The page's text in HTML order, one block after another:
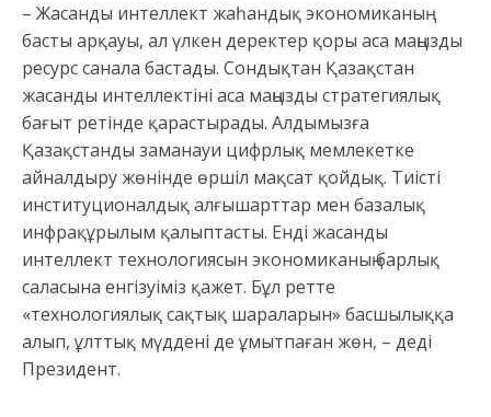
– Жасанды интеллект жаһандық экономиканың
басты арқауы, ал үлкен деректер қоры аса маңызды
ресурс санала бастады. Сондықтан Қазақстан
жасанды интеллектіні аса маңызды стратегиялық
бағыт ретінде қарастырады. Алдымызға
Қазақстанды заманауи цифрлық мемлекетке
айналдыру жөнінде өршіл мақсат қойдық. Тиісті
институционалдық алғышарттар мен базалық
инфрақұрылым қалыптасты. Енді жасанды
интеллект технологиясын экономиканың барлық
саласына енгізуіміз қажет. Бұл ретте
«технологиялық сақтық шараларын» басшылыққа
алып, ұлттық мүддені де ұмытпаған жөн, – деді
Президент.